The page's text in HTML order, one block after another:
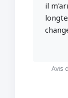
il
Avis